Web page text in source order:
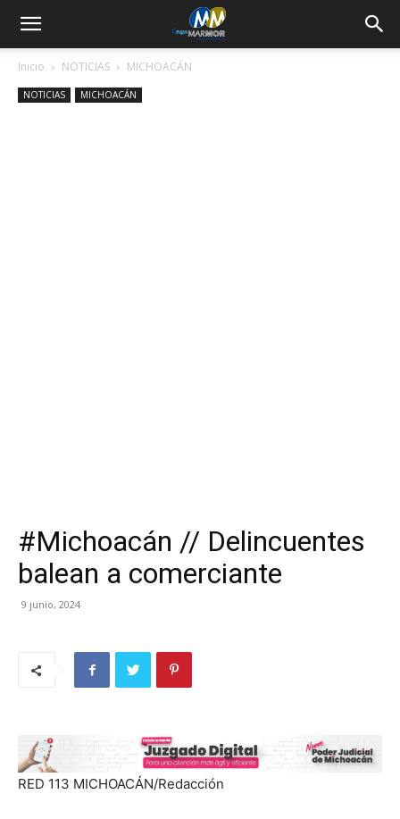
Inicio NOTICIAS MICHOACÁN
NOTICIAS MICHOACÁN
#Michoacán // Delincuentes
balean a comerciante
9 junio, 2024
RED 113 MICHOACÁN/Redacción